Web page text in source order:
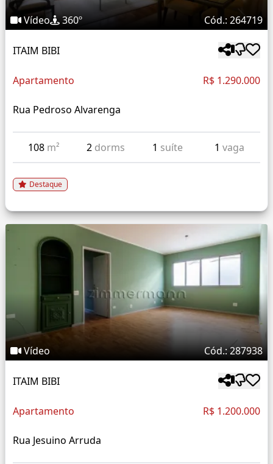
Vídeo 360º Cód.: 264719
ITAIM BIBI
Apartamento R$ 1.290.000
Rua Pedroso Alvarenga
108 m² 2 dorms 1 suíte 1 vaga
Destaque
Vídeo Cód.: 287938
ITAIM BIBI
Apartamento R$ 1.200.000
Rua Jesuino Arruda